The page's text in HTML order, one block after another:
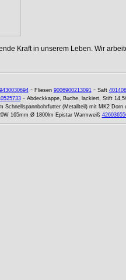
Kraft in unserem Leben. Wir
- Fliesen 9006900213091- Saft
- Abdeckkappe, Buche, lackiert, Stift
Schnellspannbohrfutter (Metallteil) mit MK2 Dorn
165mm Ø 1800lm Epistar Warmweiß